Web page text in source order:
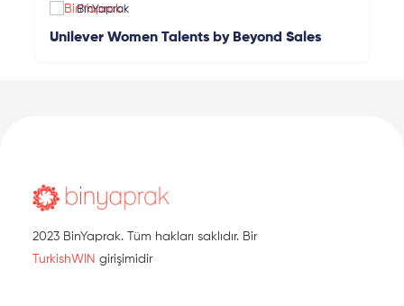
BinYaprak
Unilever Women Talents by Beyond Sales
2023 BinYaprak. Tüm hakları saklıdır. Bir
TurkishWIN girişimidir